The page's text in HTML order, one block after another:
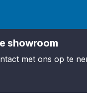
showroom
met ons op te